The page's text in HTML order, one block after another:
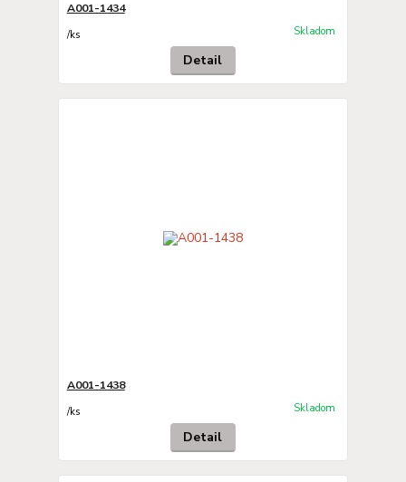
A001-1434
/ks Skladom
Detail
A001-1438
/ks Skladom
Detail